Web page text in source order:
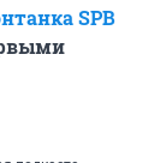
SPB